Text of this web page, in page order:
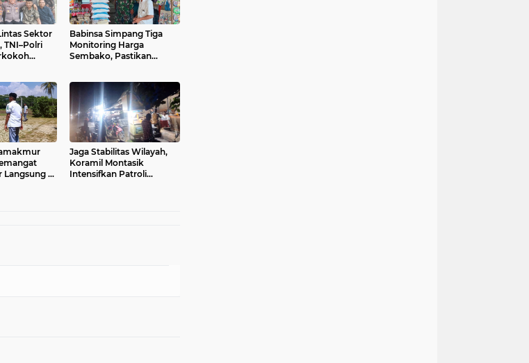
Sektor
TNI–Polri
Babinsa Simpang Tiga
Monitoring Harga
Sembako, Pastikan
Pokok
Langsung di
Jaga Stabilitas Wilayah,
Koramil Montasik
Intensifkan Patroli